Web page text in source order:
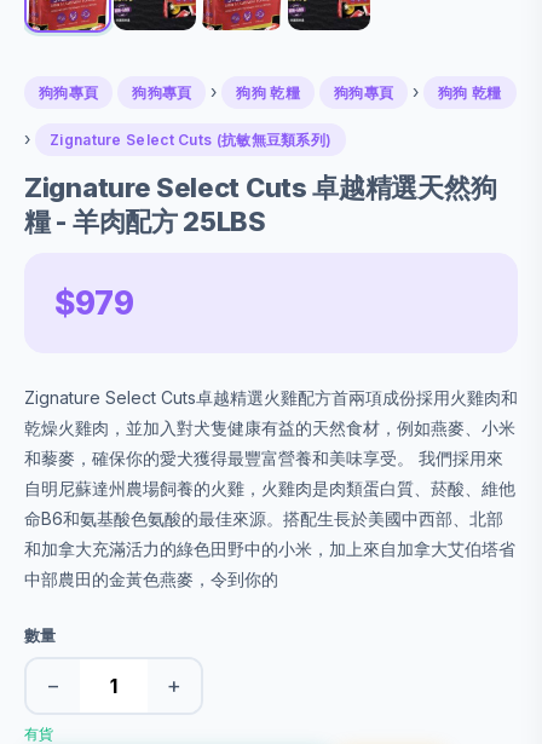
狗狗專頁 狗狗專頁 › 狗狗 乾糧 狗狗專頁 › 狗狗 乾糧
› Zignature Select Cuts (抗敏無豆類系列)
Zignature Select Cuts 卓越精選天然狗
糧 - 羊肉配方 25LBS
$979
Zignature Select Cuts卓越精選火雞配方首兩項成份採用火雞肉和
乾燥火雞肉，並加入對犬隻健康有益的天然食材，例如燕麥、小米
和藜麥，確保你的愛犬獲得最豐富營養和美味享受。 我們採用來
自明尼蘇達州農場飼養的火雞，火雞肉是肉類蛋白質、菸酸、維他
命B6和氨基酸色氨酸的最佳來源。搭配生長於美國中西部、北部
和加拿大充滿活力的綠色田野中的小米，加上來自加拿大艾伯塔省
中部農田的金黃色燕麥，令到你的
數量
− +
有貨